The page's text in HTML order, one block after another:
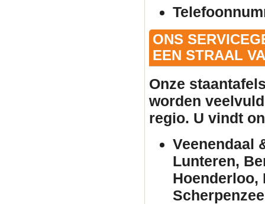
ONS
EEN STRAAL
Onze
worden
regio. U vindt
Veenendaal
Lunteren,
Hoenderloo,